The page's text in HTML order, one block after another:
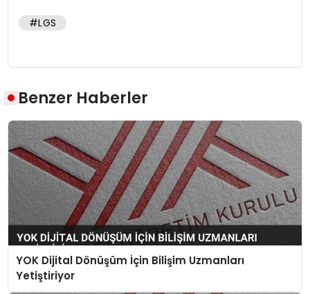
#LGS
Benzer Haberler
YOK Dijital Dönüşüm İçin Bilişim Uzmanları
Yetiştiriyor